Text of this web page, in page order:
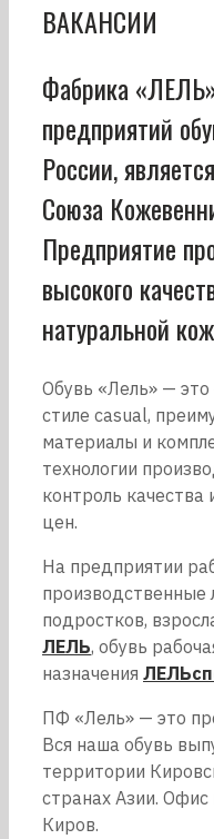
ВАКАНСИИ
Фабрика
предприятий
России,
Союза
Предприятие
высокого
натуральной
Обувь «Лель» —
стиле casual,
материалы и
технологии
контроль
цен.
На предприятии
производственные
подростков,
ЛЕЛЬ, обувь
назначения
ПФ «Лель» — это
Вся наша обувь
территории
странах Азии.
Киров.